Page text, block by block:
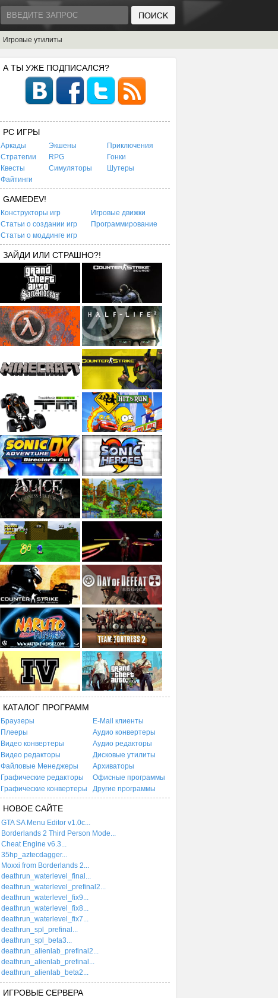
Игровые утилиты
А ТЫ УЖЕ ПОДПИСАЛСЯ?
PC ИГРЫ
Аркады Экшены
Приключения
Стратегии
RPG
Гонки
Квесты
Симуляторы
Шутеры
Файтинги
GAMEDEV!
Конструкторы игр
Игровые движки
Статьи о создании игр
Программирование
Статьи о моддинге игр
ЗАЙДИ ИЛИ СТРАШНО?!
КАТАЛОГ ПРОГРАММ
Браузеры
E-Mail клиенты
Плееры
Аудио конвертеры
Видео конвертеры
Аудио редакторы
Видео редакторы
Дисковые утилиты
Файловые Менеджеры
Архиваторы
Графические редакторы
Офисные программы
Графические конвертеры
Другие программы
НОВОЕ САЙТЕ
GTA SA Menu Editor v1.0c...
Borderlands 2 Third Person Mode...
Cheat Engine v6.3...
35hp_aztecdagger...
Moxxi from Borderlands 2...
deathrun_waterlevel_final...
deathrun_waterlevel_prefinal2...
deathrun_waterlevel_fix9...
deathrun_waterlevel_fix8...
deathrun_waterlevel_fix7...
deathrun_spl_prefinal...
deathrun_spl_beta3...
deathrun_alienlab_prefinal2...
deathrun_alienlab_prefinal...
deathrun_alienlab_beta2...
ИГРОВЫЕ СЕРВЕРА